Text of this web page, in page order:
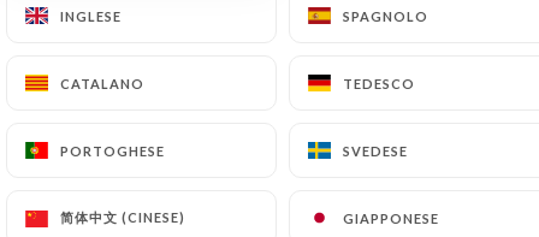
INGLESE SPAGNOLO
CATALANO TEDESCO
PORTOGHESE SVEDESE
简体中文 (CINESE) GIAPPONESE
PAGINA INIZIALE/DETTAGLI STAMPA
INGLESE SPAGNOLO
CATALANO TEDESCO
PORTOGHESE SVEDESE
简体中文 (CINESE) GIAPPONESE